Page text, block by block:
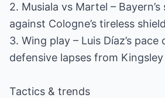
2. Musiala vs Martel –
against Cologne’s tireless
3. Wing play – Luis Díaz’s
defensive lapses from
Tactics & trends